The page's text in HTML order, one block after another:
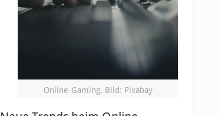
Online-Gaming, Bild: Pixabay